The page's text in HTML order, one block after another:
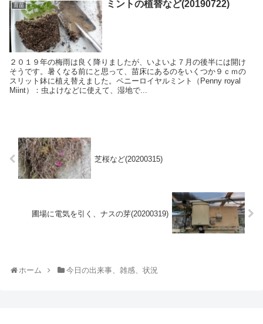
育苗 ミントの植替など(20190722)
２０１９年の梅雨は良く降りましたが、いよいよ７月の後半には開け
そうです。暑くなる前にと思って、苗床にあるのをいくつか９ｃｍの
スリット鉢に植え替えました。ペニーロイヤルミント（Penny royal
Miint）：虫よけなどに使えて、湿地で...
芝桜など(20200315)
圃場に電気を引く、ナスの芽(20200319)
ホーム 今日の出来事、雑感、状況